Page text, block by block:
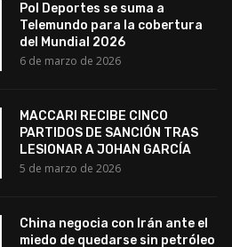
Pol Deportes se suma a
Telemundo para la cobertura
del Mundial 2026
6 de marzo de 2026
MACCARI RECIBE CINCO
PARTIDOS DE SANCIÓN TRAS
LESIONAR A JOHAN GARCÍA
5 de marzo de 2026
China negocia con Irán ante el
miedo de quedarse sin petróleo